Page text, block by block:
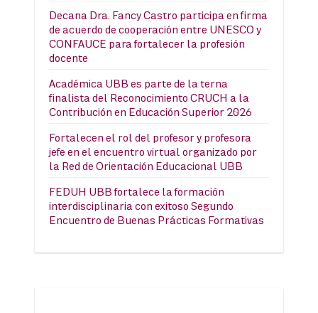
Decana Dra. Fancy Castro participa en firma
de acuerdo de cooperación entre UNESCO y
CONFAUCE para fortalecer la profesión
docente
Académica UBB es parte de la terna
finalista del Reconocimiento CRUCH a la
Contribución en Educación Superior 2026
Fortalecen el rol del profesor y profesora
jefe en el encuentro virtual organizado por
la Red de Orientación Educacional UBB
FEDUH UBB fortalece la formación
interdisciplinaria con exitoso Segundo
Encuentro de Buenas Prácticas Formativas